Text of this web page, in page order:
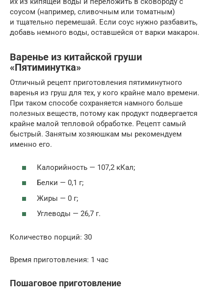
соусом (например, сливочным или томатным)
и тщательно перемешай. Если соус нужно разбавить,
добавь немного воды, оставшейся от варки макарон.
Варенье из китайской груши
«Пятиминутка»
Отличный рецепт приготовления пятиминутного
варенья из груш для тех, у кого крайне мало времени.
При таком способе сохраняется намного больше
полезных веществ, потому как продукт подвергается
крайне малой тепловой обработке. Рецепт самый
быстрый. Занятым хозяюшкам мы рекомендуем
именно его.
Калорийность — 107,2 кКал;
Белки — 0,1 г;
Жиры — 0 г;
Углеводы — 26,7 г.
Количество порций: 30
Время приготовления: 1 час
Пошаговое приготовление